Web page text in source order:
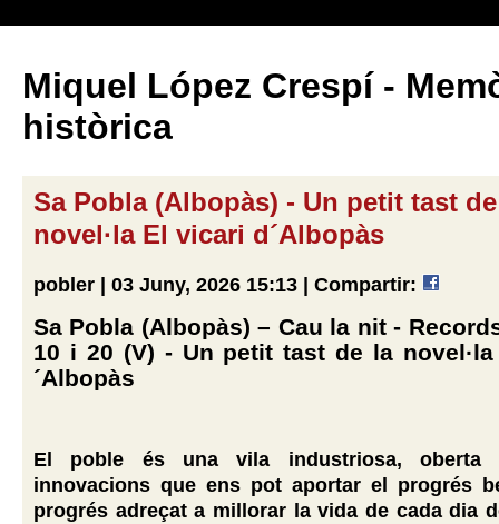
Miquel López Crespí -
històrica
Sa Pobla (Albopàs) - Un petit tast
novel·la El vicari d´Albopàs
pobler | 03 Juny, 2026 15:13 | Compartir:
Sa Pobla (Albopàs) – Cau la nit -
10 i 20 (V) - Un petit tast de la
´Albopàs
El poble és una vila industriosa,
innovacions que ens pot aportar el progrés
progrés adreçat a millorar la vida de cada dia